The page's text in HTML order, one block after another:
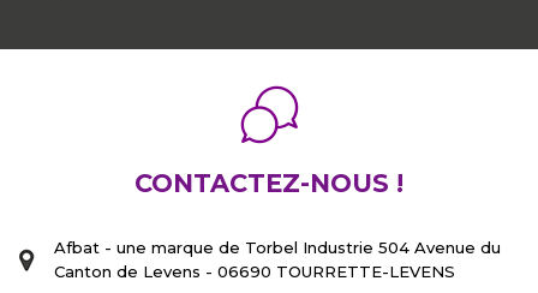
CONTACTEZ-NOUS !
Afbat - une marque de Torbel Industrie 504 Avenue du
Canton de Levens - 06690 TOURRETTE-LEVENS